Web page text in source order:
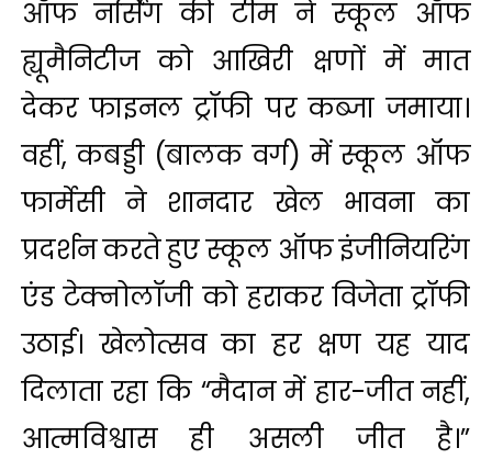
ऑफ नर्सिंग की टीम ने स्कूल ऑफ
ह्यूमैनिटीज को आखिरी क्षणों में मात
देकर फाइनल ट्रॉफी पर कब्जा जमाया।
वहीं, कबड्डी (बालक वर्ग) में स्कूल ऑफ
फार्मेसी ने शानदार खेल भावना का
प्रदर्शन करते हुए स्कूल ऑफ इंजीनियरिंग
एंड टेक्नोलॉजी को हराकर विजेता ट्रॉफी
उठाई। खेलोत्सव का हर क्षण यह याद
दिलाता रहा कि “मैदान में हार-जीत नहीं,
आत्मविश्वास ही असली जीत है।”